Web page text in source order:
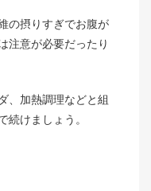
の摂りすぎでお腹が
注意が必要だったり
、加熱調理などと組
続けましょう。